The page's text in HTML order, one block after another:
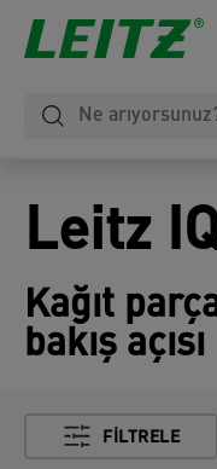
Leitz
Kağıt
bakış açısı
FILTRELE